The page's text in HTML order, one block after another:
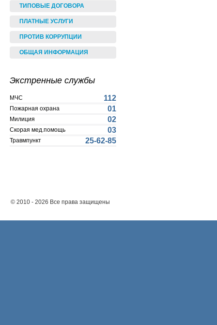
ТИПОВЫЕ ДОГОВОРА
ПЛАТНЫЕ УСЛУГИ
ПРОТИВ КОРРУПЦИИ
ОБЩАЯ ИНФОРМАЦИЯ
Экстренные службы
МЧС 112
Пожарная охрана 01
Милиция 02
Скорая мед.помощь 03
Травмпункт 25-62-85
© 2010 - 2026 Все права защищены